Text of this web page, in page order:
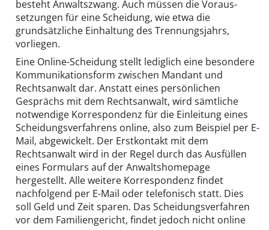
besteht Anwalts­zwang. Auch müssen die Voraus­
setzungen für eine Scheidung, wie etwa die
grundsätzliche Einhaltung des Trennungs­jahrs,
vorliegen.
Eine Online-Scheidung stellt lediglich eine besondere
Kom­munikations­form zwischen Mandant und
Rechtsanwalt dar. Anstatt eines persönlichen
Gesprächs mit dem Rechtsanwalt, wird sämtliche
notwendige Korrespondenz für die Einleitung eines
Scheidungs­verfahrens online, also zum Beispiel per E-
Mail, abgewickelt. Der Erstkontakt mit dem
Rechtsanwalt wird in der Regel durch das Ausfüllen
eines Formulars auf der Anwalts­homepage
hergestellt. Alle weitere Korrespondenz findet
nachfolgend per E-Mail oder telefonisch statt. Dies
soll Geld und Zeit sparen. Das Scheidungs­verfahren
vor dem Familien­gericht, findet jedoch nicht online